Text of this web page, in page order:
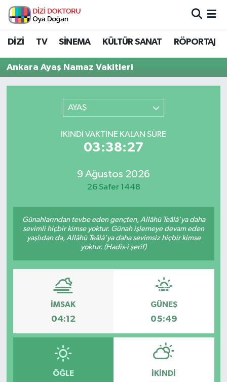
DİZİ TV SİNEMA KÜLTÜR SANAT RÖPORTAJ
Ankara Ayaş Namaz Vakitleri
AYAŞ
İKINDI VAKTINE KALAN SÜRE
03:38:27
9 Ağustos 2026
26 Safer 1448
Günahlarından tevbe eden gençten, Allâhü Teâlâ'ya daha
sevimli hiçbir kimse yoktur. Günah işlemeye devam eden
yaşlıdan da, Allâhü Teâlâ'ya daha sevimsiz hiçbir kimse
yoktur. (Hadis-i şerif)
İMSAK
04:12
GÜNEŞ
05:49
ÖĞLE İKINDI
İstanbul Nöbetçi Eczaneler
İstanbul Hava Durumu
İstanbul Trafik Yoğunluk Haritası
Süper Lig Puan Durumu ve Fikstür
Haber Arşivi